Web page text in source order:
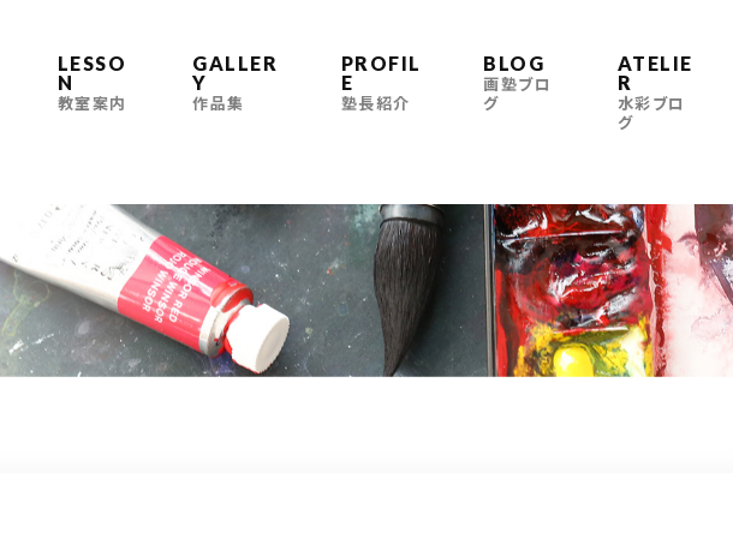
LESSO
N
教室案内
GALLER
Y
作品集
PROFIL
E
塾長紹介
BLOG
画塾ブロ
グ
ATELIE
R
水彩ブロ
グ